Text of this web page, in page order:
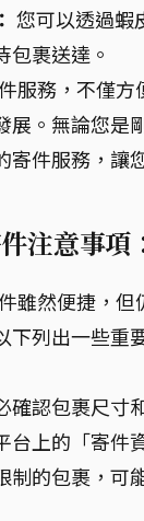
您可以透過蝦
包裹送達。
服務，不僅
展。無論您是
寄件服務，讓
注意事項
雖然便捷，
下列出一些重
確認包裹尺寸
台上的「寄件
制的包裹，可